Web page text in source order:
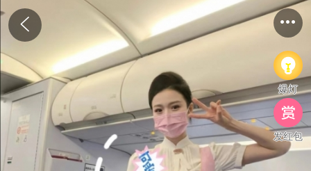
爆灯
发红包